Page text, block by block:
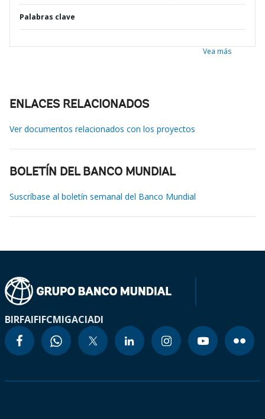
Palabras clave
Vea más
ENLACES RELACIONADOS
Ver documentos relacionados con los proyectos
BOLETÍN DEL BANCO MUNDIAL
Suscríbase al boletín semanal del Banco Mundial
BIRFAIFIFCMIGACIADI